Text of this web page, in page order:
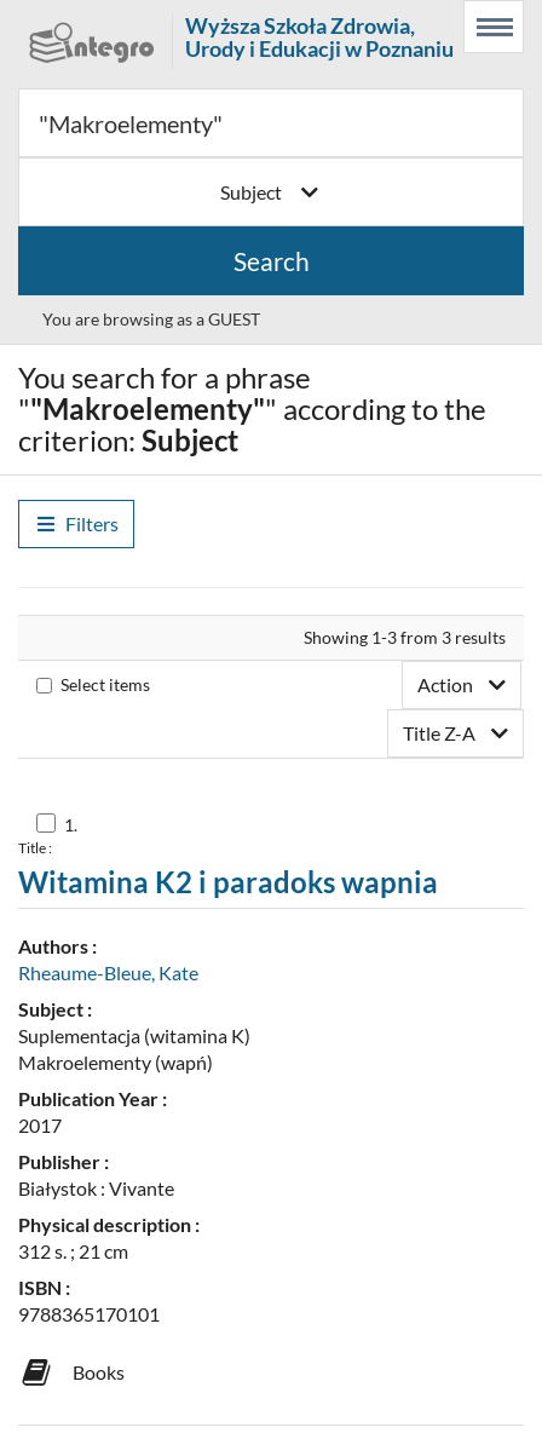
Main
navigation
Searching
Main
content
Menu
Prolib
Integro
home
page
Wyższa Szkoła Zdrowia,
Urody i Edukacji w Poznaniu
Subject
Search
You are browsing as a GUEST
Choose
your
language
English (EN)
Search history
Bookshelf
Propose a new item
You search for a phrase
""Makroelementy"" according to the
criterion: Subject
Filters
Showing 1-3 from 3 results
Select items Action
Title Z-A
Skocz
do
nr
1
1.
Title :
Witamina K2 i paradoks wapnia
Authors :
Rheaume-Bleue, Kate
Subject :
Suplementacja (witamina K)
Makroelementy (wapń)
Publication Year :
2017
Publisher :
Białystok : Vivante
Physical description :
312 s. ; 21 cm
ISBN :
9788365170101
Books